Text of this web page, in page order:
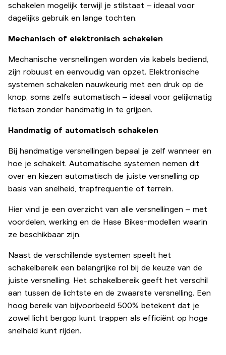
schakelen mogelijk terwijl je stilstaat – ideaal voor
dagelijks gebruik en lange tochten.
Mechanisch of elektronisch schakelen
Mechanische versnellingen worden via kabels bediend,
zijn robuust en eenvoudig van opzet. Elektronische
systemen schakelen nauwkeurig met een druk op de
knop, soms zelfs automatisch – ideaal voor gelijkmatig
fietsen zonder handmatig in te grijpen.
Handmatig of automatisch schakelen
Bij handmatige versnellingen bepaal je zelf wanneer en
hoe je schakelt. Automatische systemen nemen dit
over en kiezen automatisch de juiste versnelling op
basis van snelheid, trapfrequentie of terrein.
Hier vind je een overzicht van alle versnellingen – met
voordelen, werking en de Hase Bikes-modellen waarin
ze beschikbaar zijn.
Naast de verschillende systemen speelt het
schakelbereik een belangrijke rol bij de keuze van de
juiste versnelling. Het schakelbereik geeft het verschil
aan tussen de lichtste en de zwaarste versnelling. Een
hoog bereik van bijvoorbeeld 500% betekent dat je
zowel licht bergop kunt trappen als efficiënt op hoge
snelheid kunt rijden.